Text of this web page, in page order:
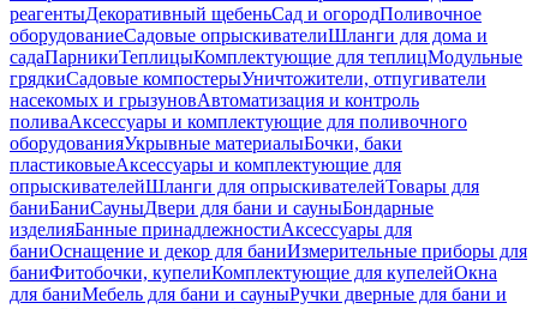
реагентыДекоративный щебеньСад и огородПоливочное
оборудованиеСадовые опрыскивателиШланги для дома и
садаПарникиТеплицыКомплектующие для теплицМодульные
грядкиСадовые компостерыУничтожители, отпугиватели
насекомых и грызуновАвтоматизация и контроль
поливаАксессуары и комплектующие для поливочного
оборудованияУкрывные материалыБочки, баки
пластиковыеАксессуары и комплектующие для
опрыскивателейШланги для опрыскивателейТовары для
баниБаниСауныДвери для бани и сауныБондарные
изделияБанные принадлежностиАксессуары для
баниОснащение и декор для баниИзмерительные приборы для
баниФитобочки, купелиКомплектующие для купелейОкна
для баниМебель для бани и сауныРучки дверные для бани и